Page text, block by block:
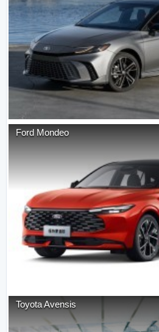
Ford Mondeo
ToyotaAvensis